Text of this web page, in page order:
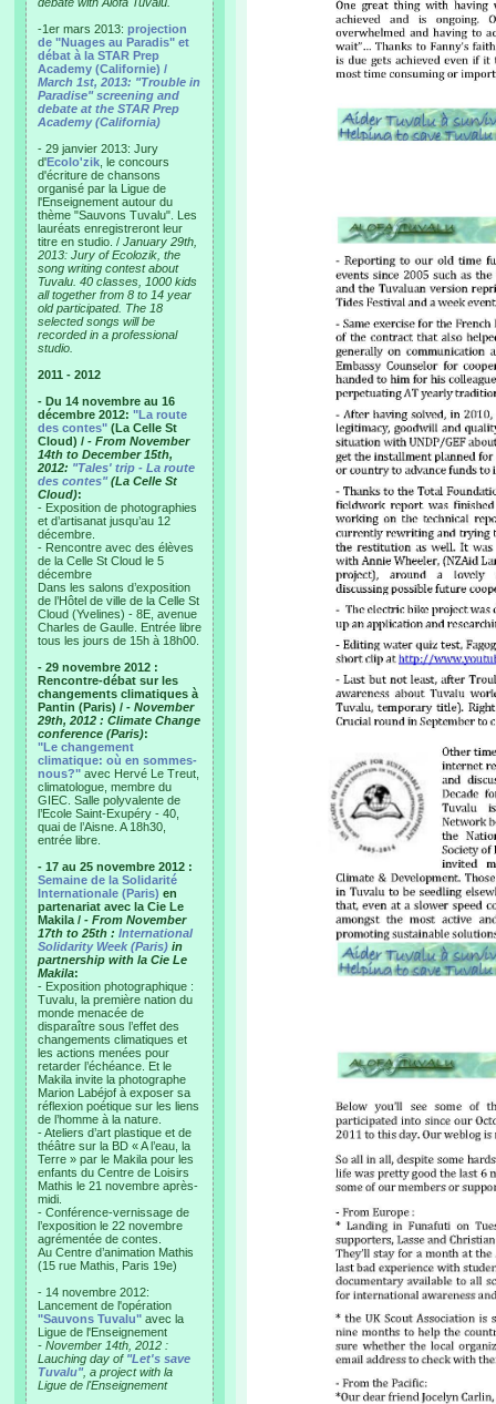
-1er mars 2013: projection
de "Nuages au Paradis" et
débat à la STAR Prep
Academy (Californie) /
March 1st, 2013: "Trouble in
Paradise" screening and
debate at the STAR Prep
Academy (California)
- 29 janvier 2013: Jury
d'Ecolo'zik , le concours
d'écriture de chansons
organisé par la Ligue de
l'Enseignement autour du
thème "Sauvons Tuvalu". Les
lauréats enregistreront leur
titre en studio. / January 29th,
2013: Jury of Ecolozik, the
song writing contest about
Tuvalu. 40 classes, 1000 kids
all together from 8 to 14 year
old participated. The 18
selected songs will be
recorded in a professional
studio.
2011 - 2012
- Du 14 novembre au 16
décembre 2012: "La route
des contes" (La Celle St
Cloud) / - From November
14th to December 15th,
2012: "Tales' trip - La route
des contes"(La Celle St
Cloud):
- Exposition de photographies
et d’artisanat jusqu’au 12
décembre.
- Rencontre avec des élèves
de la Celle St Cloud le 5
décembre
Dans les salons d’exposition
de l’Hôtel de ville de la Celle St
Cloud (Yvelines) - 8E, avenue
Charles de Gaulle. Entrée libre
tous les jours de 15h à 18h00.
- 29 novembre 2012 :
Rencontre-débat sur les
changements climatiques à
Pantin (Paris) / - November
29th, 2012 : Climate Change
conference (Paris):
"Le changement
climatique: où en sommes-
nous?" avec Hervé Le Treut,
climatologue, membre du
GIEC. Salle polyvalente de
l’Ecole Saint-Exupéry - 40,
quai de l’Aisne. A 18h30,
entrée libre.
- 17 au 25 novembre 2012 :
Semaine de la Solidarité
Internationale (Paris) en
partenariat avec la Cie Le
Makila / - From November
17th to 25th : International
Solidarity Week (Paris) in
partnership with la Cie Le
Makila:
- Exposition photographique :
Tuvalu, la première nation du
monde menacée de
disparaître sous l’effet des
changements climatiques et
les actions menées pour
retarder l’échéance. Et le
Makila invite la photographe
Marion Labéjof à exposer sa
réflexion poétique sur les liens
de l’homme à la nature.
- Ateliers d’art plastique et de
théâtre sur la BD « A l’eau, la
Terre » par le Makila pour les
enfants du Centre de Loisirs
Mathis le 21 novembre après-
midi.
- Conférence-vernissage de
l’exposition le 22 novembre
agrémentée de contes.
Au Centre d’animation Mathis
(15 rue Mathis, Paris 19e)
- 14 novembre 2012:
Lancement de l'opération
"Sauvons Tuvalu" avec la
Ligue de l'Enseignement
- November 14th, 2012 :
Lauching day of "Let's save
Tuvalu", a project with la
Ligue de l'Enseignement